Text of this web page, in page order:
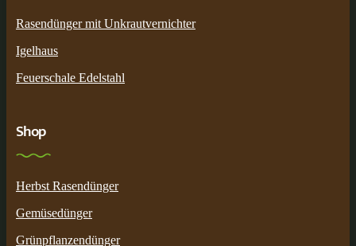
Rasendünger mit Unkrautvernichter
Igelhaus
Feuerschale Edelstahl
Shop
Herbst Rasendünger
Gemüsedünger
Grünpflanzendünger